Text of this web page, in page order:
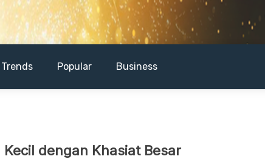
Trends Popular Business
dengan Khasiat Besar